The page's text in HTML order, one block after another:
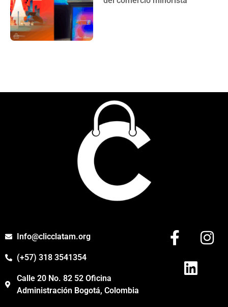
Info@clicclatam.org
(+57) 318 3541354
Calle 20 No. 82 52 Oficina
Administración Bogotá, Colombia